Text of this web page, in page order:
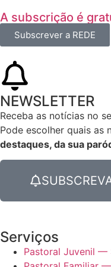
A subscrição é
Subscrever a REDE
NEWSLETTER
Receba as notícias no
Pode escolher quais as
destaques, da sua
Serviços
Pastoral Juvenil —